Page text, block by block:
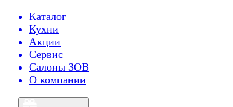
Каталог
Кухни
Акции
Сервис
Салоны ЗОВ
О компании